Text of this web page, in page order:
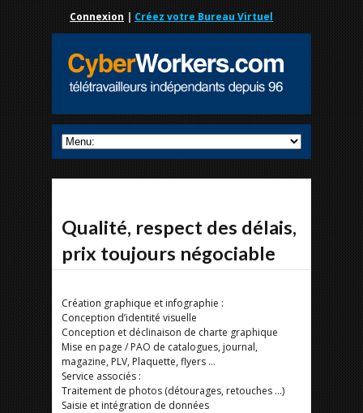
Connexion | Créez votre Bureau Virtuel
Qualité, respect des délais,
prix toujours négociable
Création graphique et infographie :
Conception d’identité visuelle
Conception et déclinaison de charte graphique
Mise en page / PAO de catalogues, journal,
magazine, PLV, Plaquette, flyers …
Service associés :
Traitement de photos (détourages, retouches …)
Saisie et intégration de données